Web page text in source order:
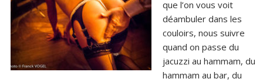
que l’on vous voit
déambuler dans les
couloirs, nous suivre
quand on passe du
jacuzzi au hammam, du
hammam au bar, du